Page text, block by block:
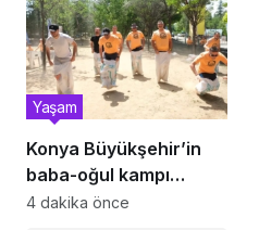
Konya Büyükşehir’in
baba-oğul kampı
Ağustos’ta da sürecek
Yaşam
4 dakika önce